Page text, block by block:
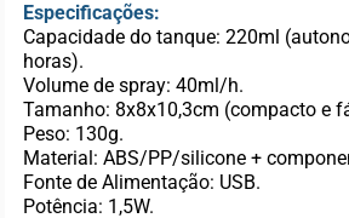
Especificações:
Capacidade do tanque: 220ml
horas).
Volume de spray: 40ml/h.
Tamanho: 8x8x10,3cm (compacto e
Peso: 130g.
Material: ABS/PP/silicone +
Fonte de Alimentação: USB.
Potência: 1,5W.